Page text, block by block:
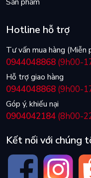
Hotline hỗ trợ
Tư vấn mua hàng (Miễn
0944048868 (9h00-
Hỗ trợ giao hàng
0944048868 (9h00-
Góp ý, khiếu nại
0904042184 (8h00-
Kết nối với chúng